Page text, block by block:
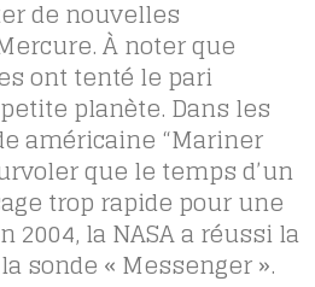
de nouvelles
À noter que
ont tenté le pari
planète. Dans les
américaine “Mariner
que le temps d’un
trop rapide pour une
2004, la NASA a réussi la
sonde « Messenger ».